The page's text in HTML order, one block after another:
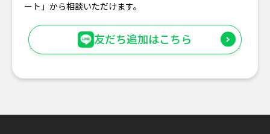
ート」から相談いただけます。
友だち追加はこちら